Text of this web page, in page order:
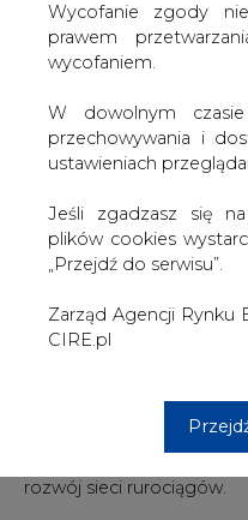
W dowolnym
przechowywania i
ustawieniach
Jeśli zgadzasz się
plików cookies
„Przejdź do serwisu”.
Zarząd Agencji Rynku
CIRE.pl
sprawnej logistyki. Do
sposób istotny się
na ropę będzie to
proc." - mówił.
Jak dodał, inwestycje
projekty spółka realizuje
projekty to także
podkreślił prezes PERN.
Jak
związanymi z rozwojem
"W tym momencie
technologiczny rozruch